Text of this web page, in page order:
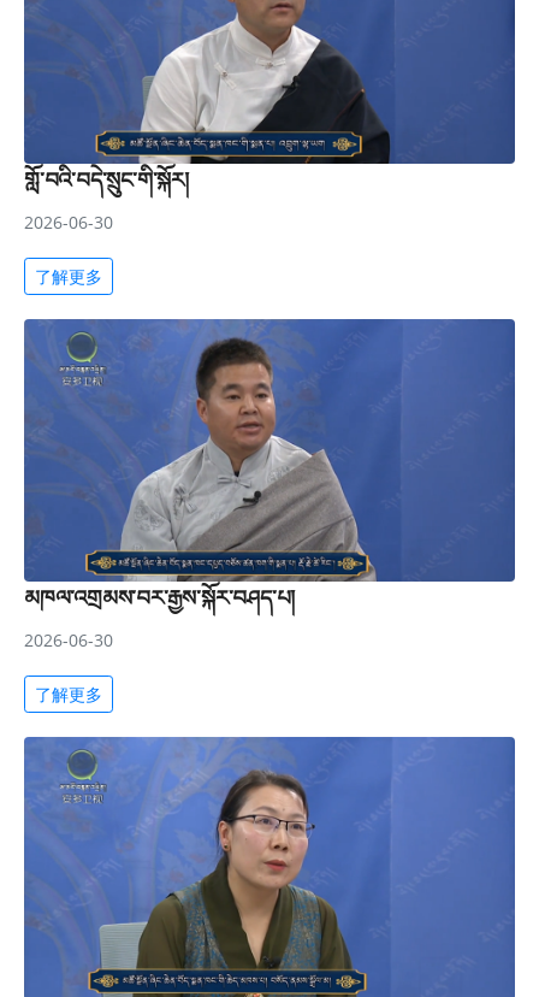
གློ་བའི་བདེ་སྲུང་གི་སྐོར།
2026-06-30
了解更多
མཁལ་འགྲམས་བར་རྒྱས་སྐོར་བཤད་པ།
2026-06-30
了解更多